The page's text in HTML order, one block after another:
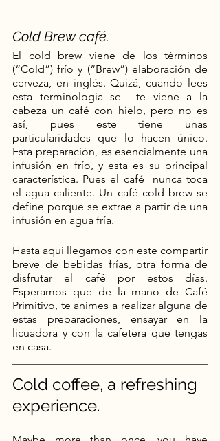
Cold Brew café.
El cold brew viene de los términos
(“Cold”) frío y (“Brew”) elaboración de
cerveza, en inglés. Quizá, cuando lees
esta terminología se  te viene a la
cabeza un café con hielo, pero no es
así, pues este tiene unas
particularidades que lo hacen único.
Esta preparación, es esencialmente una
infusión en frío, y esta es su principal
característica. Pues el café  nunca toca
el agua caliente. Un café cold brew se
define porque se extrae a partir de una
infusión en agua fría.
Hasta aquí llegamos con este compartir
breve de bebidas frías, otra forma de
disfrutar el café por estos días.
Esperamos que de la mano de Café
Primitivo, te animes a realizar alguna de
estas preparaciones, ensayar en la
licuadora y con la cafetera que tengas
en casa.
Cold coffee, a refreshing
experience.